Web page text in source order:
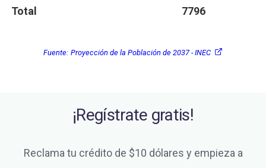
Total 7796
Fuente: Proyección de la Población de 2037 - INEC
¡Regístrate gratis!
Reclama tu crédito de $10 dólares y empieza a